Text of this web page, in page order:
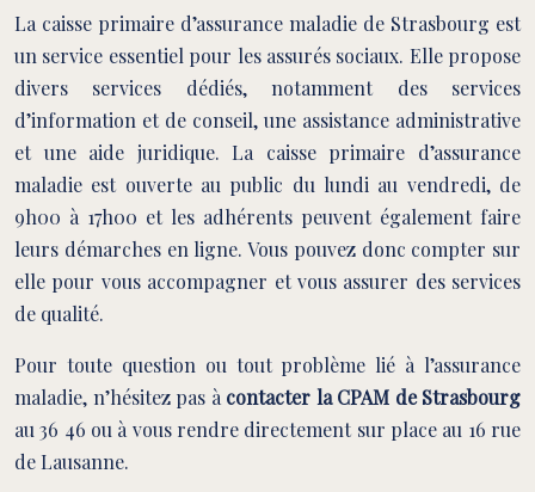
La caisse primaire d’assurance maladie de Strasbourg est
un service essentiel pour les assurés sociaux. Elle propose
divers services dédiés, notamment des services
d’information et de conseil, une assistance administrative
et une aide juridique. La caisse primaire d’assurance
maladie est ouverte au public du lundi au vendredi, de
9h00 à 17h00 et les adhérents peuvent également faire
leurs démarches en ligne. Vous pouvez donc compter sur
elle pour vous accompagner et vous assurer des services
de qualité.
Pour toute question ou tout problème lié à l’assurance
maladie, n’hésitez pas à contacter la CPAM de Strasbourg
au 36 46 ou à vous rendre directement sur place au 16 rue
de Lausanne.